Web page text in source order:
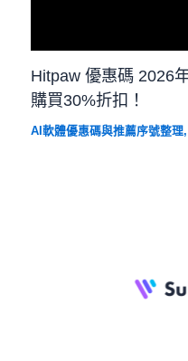
Hitpaw 優惠碼 2026
購買30%折扣！
AI軟體優惠碼與推薦序號整理